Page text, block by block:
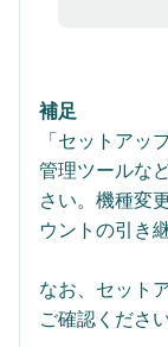
補足
「セットアッ
管理ツールな
さい。機種変
ウントの引き
なお、セット
ご確認ください